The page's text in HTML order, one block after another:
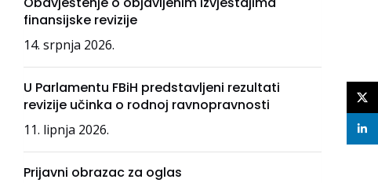
finansijske revizije
14. srpnja 2026.
U Parlamentu FBiH predstavljeni rezultati
revizije učinka o rodnoj ravnopravnosti
11. lipnja 2026.
Prijavni obrazac za oglas